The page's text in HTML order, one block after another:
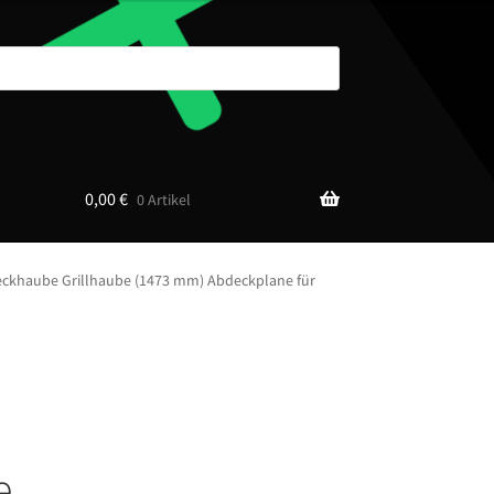
0,00€ 0 Artikel
Grillhaube (1473 mm) Abdeckplane für